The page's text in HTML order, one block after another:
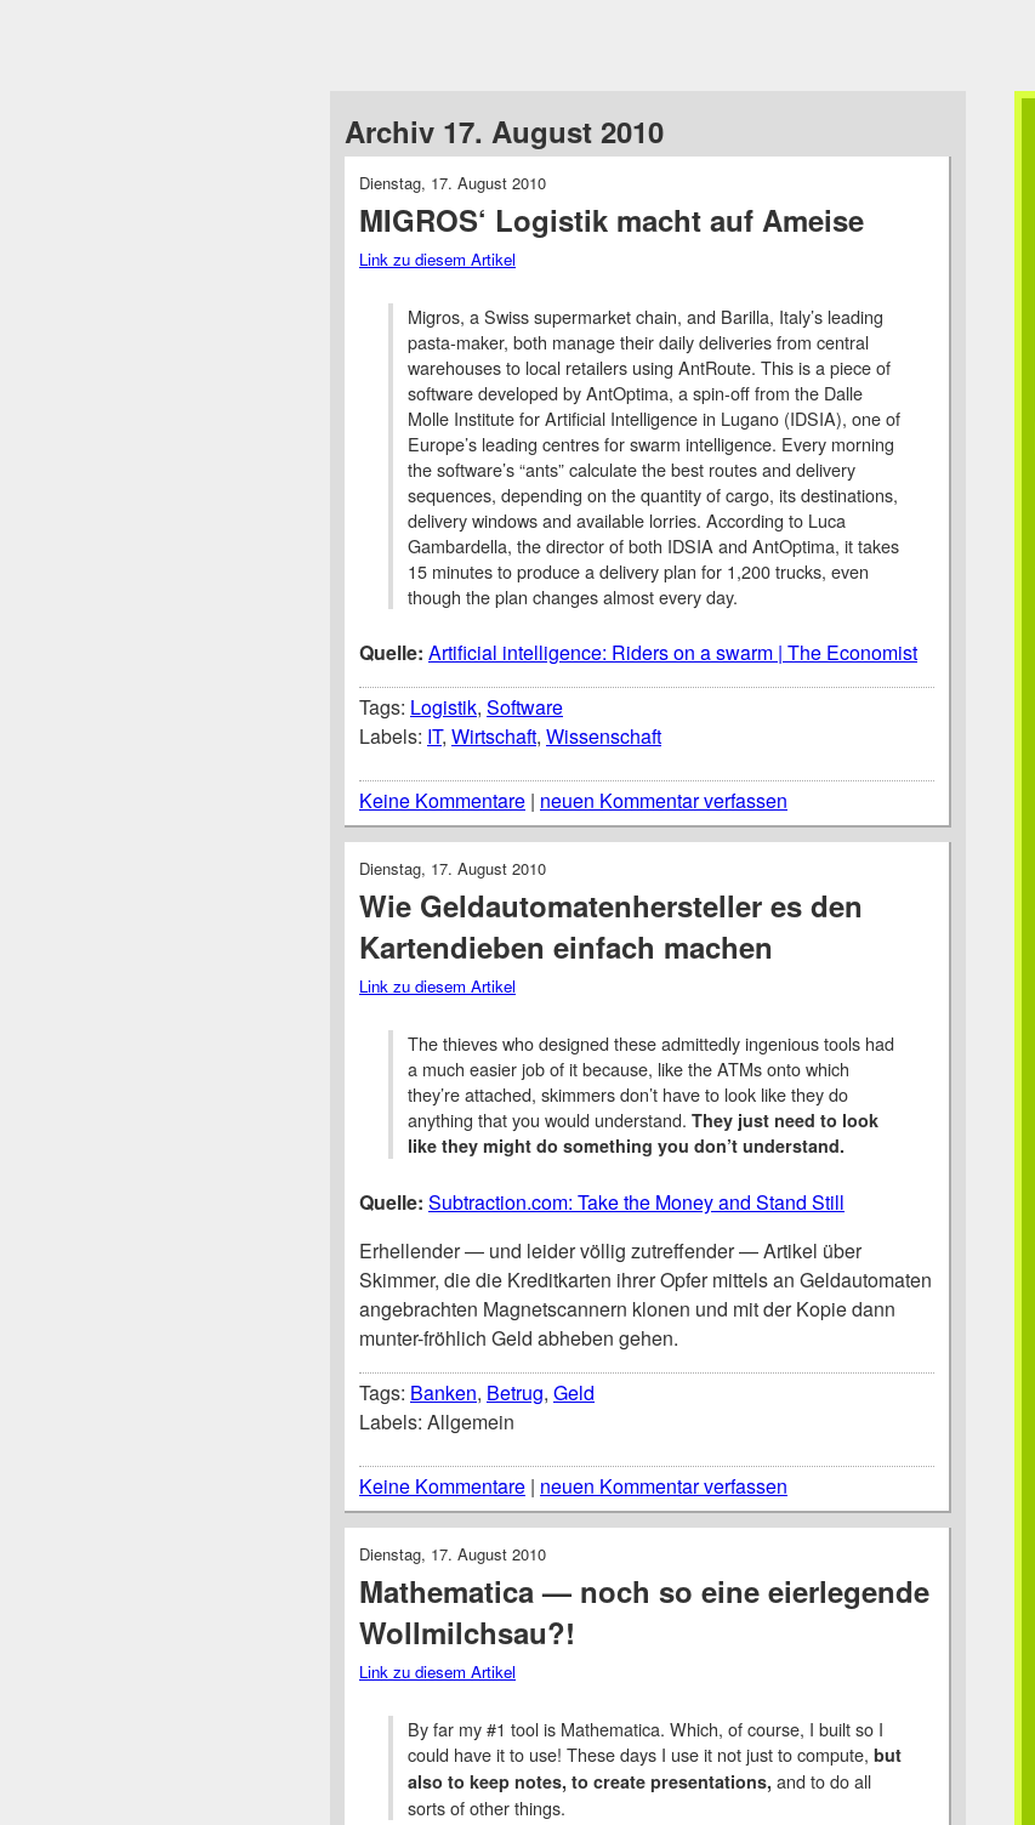
Archiv 17. August 2010
Dienstag, 17. August 2010
MIGROS‘ Logistik macht auf Ameise
Link zu diesem Artikel
Migros, a Swiss supermarket chain, and Barilla, Italy’s leading
pasta-maker, both manage their daily deliveries from central
warehouses to local retailers using AntRoute. This is a piece of
software developed by AntOptima, a spin-off from the Dalle
Molle Institute for Artificial Intelligence in Lugano (IDSIA), one of
Europe’s leading centres for swarm intelligence. Every morning
the software’s “ants” calculate the best routes and delivery
sequences, depending on the quantity of cargo, its destinations,
delivery windows and available lorries. According to Luca
Gambardella, the director of both IDSIA and AntOptima, it takes
15 minutes to produce a delivery plan for 1,200 trucks, even
though the plan changes almost every day.
Quelle: Artificial intelligence: Riders on a swarm | The Economist
Tags: Logistik, Software
Labels: IT, Wirtschaft, Wissenschaft
Keine Kommentare | neuen Kommentar verfassen
Dienstag, 17. August 2010
Wie Geldautomatenhersteller es den
Kartendieben einfach machen
Link zu diesem Artikel
The thieves who designed these admittedly ingenious tools had
a much easier job of it because, like the ATMs onto which
they’re attached, skimmers don’t have to look like they do
anything that you would understand. They just need to look
like they might do something you don’t understand.
Quelle: Subtraction.com: Take the Money and Stand Still
Erhellender — und leider völlig zutreffender — Artikel über
Skimmer, die die Kreditkarten ihrer Opfer mittels an Geldautomaten
angebrachten Magnetscannern klonen und mit der Kopie dann
munter-fröhlich Geld abheben gehen.
Tags: Banken, Betrug, Geld
Labels: Allgemein
Keine Kommentare | neuen Kommentar verfassen
Dienstag, 17. August 2010
Mathematica — noch so eine eierlegende
Wollmilchsau?!
Link zu diesem Artikel
By far my #1 tool is Mathematica. Which, of course, I built so I
could have it to use! These days I use it not just to compute, but
also to keep notes, to create presentations, and to do all
sorts of other things.